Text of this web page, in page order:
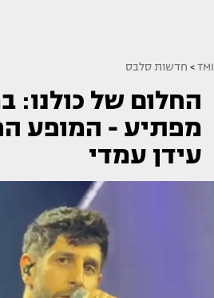
TMI
> חדשות סלבס
החלום של כולנו:
מפתיע - המופע
עידן עמדי